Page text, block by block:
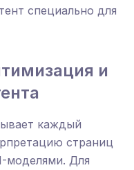
специально для
и
каждый
страниц
моделями. Для